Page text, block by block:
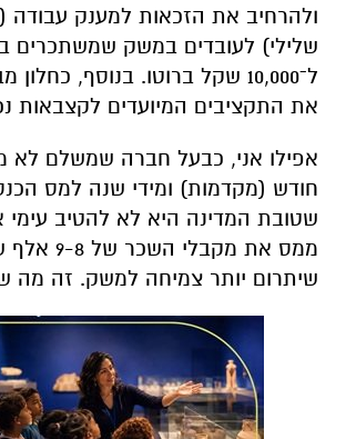
ולהרחיב את הזכאות למענק עבודה
ל־10,000 שקל ברוטו. בנוסף,
את התקציבים המיועדים לקצבאות
אפילו אני, כבעל חברה שמשלם לא
חודש (מקדמות) ומידי שנה למס
שטובת המדינה היא לא להטיב עימי
ממס את
שיתרום יותר צמיחה למשק. זה מה